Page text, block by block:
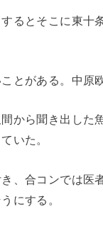
るとそこに東十
とがある。中原
から聞き出した
いた。
、合コンでは医
にする。